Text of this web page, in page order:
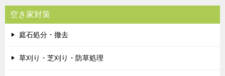
空き家対策
庭石処分・撤去
草刈り・芝刈り・防草処理